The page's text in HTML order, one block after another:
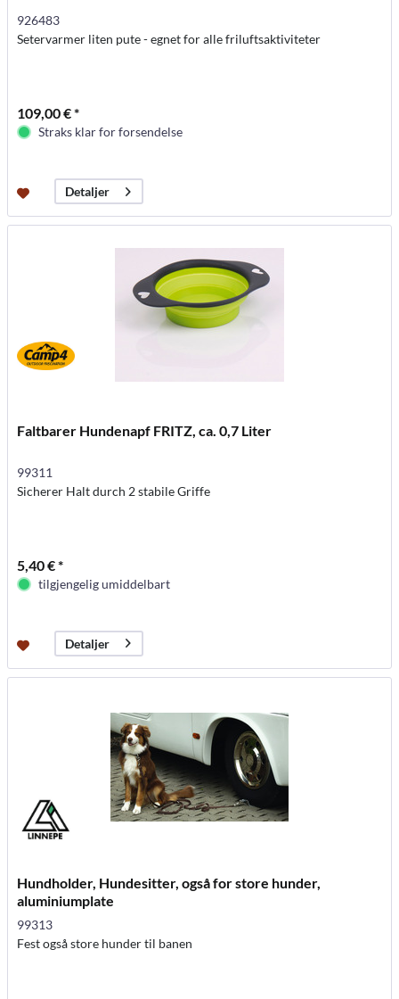
926483
Setervarmer liten pute - egnet for alle friluftsaktiviteter
109,00 € *
Straks klar for forsendelse
Detaljer
Faltbarer Hundenapf FRITZ, ca. 0,7 Liter
99311
Sicherer Halt durch 2 stabile Griffe
5,40 € *
tilgjengelig umiddelbart
Detaljer
Hundholder, Hundesitter, også for store hunder,
aluminiumplate
99313
Fest også store hunder til banen